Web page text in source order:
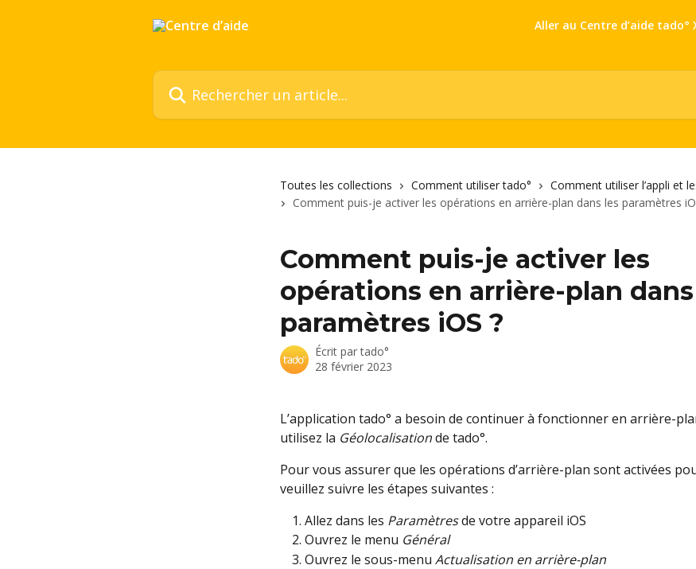
Aller au Centre d’aide tado°
Rechercher un article...
Toutes les collections Comment utiliser tado°
Comment utiliser l’appli et
Comment puis-je activer les opérations en arrière-plan dans les paramètres
Comment puis-je activer les
opérations en arrière-plan
paramètres iOS ?
Écrit partado°
28 février 2023
L’application tado° a besoin de continuer à fonctionner en arrière-
utilisez la Géolocalisation de tado°.
Pour vous assurer que les opérations d’arrière-plan sont activées
veuillez suivre les étapes suivantes :
Allez dans les Paramètres de votre appareil iOS
Ouvrez le menu Général
Ouvrez le sous-menu Actualisation en arrière-plan